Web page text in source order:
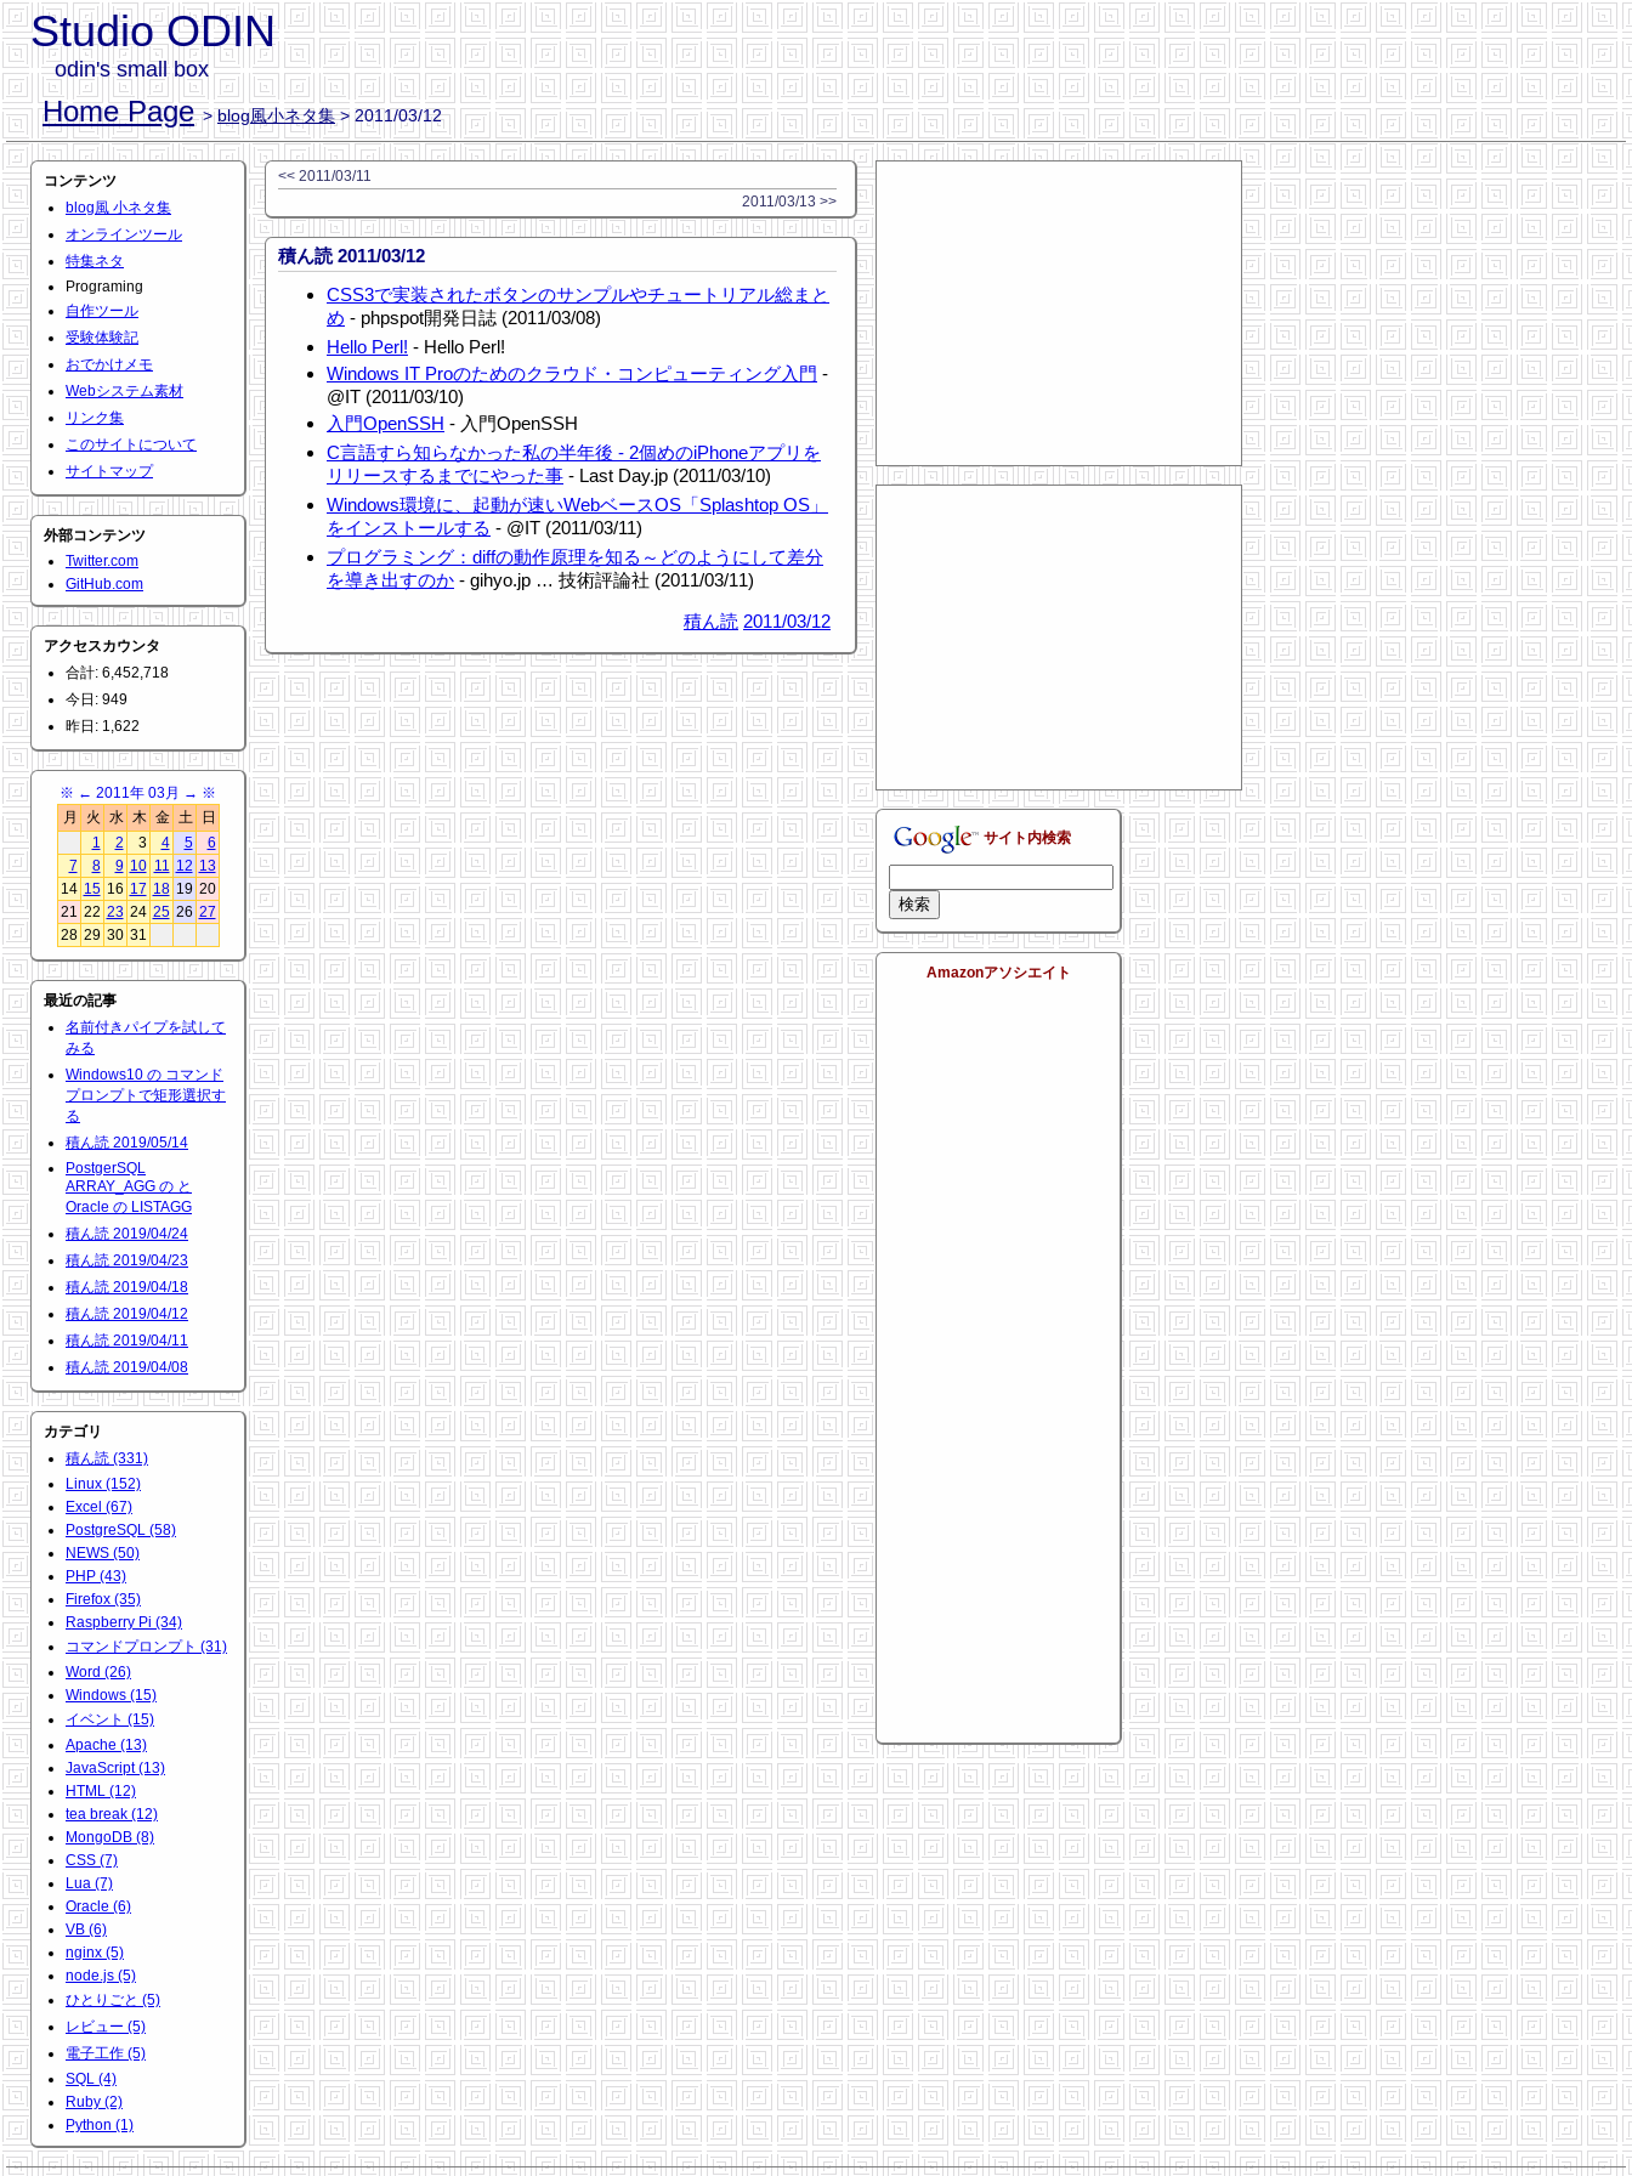
Studio ODIN
odin's small box
Home Page >blog風小ネタ集> 2011/03/12
コンテンツ
blog風 小ネタ集
オンラインツール
特集ネタ
Programing
自作ツール
受験体験記
おでかけメモ
Webシステム素材
リンク集
このサイトについて
サイトマップ
外部コンテンツ
Twitter.com
GitHub.com
アクセスカウンタ
合計: 6,452,718
今日: 949
昨日: 1,622
※ ← 2011年 03月 → ※
月
火 水 木 金 土
日
1
2 3 4 5
6
7
8 9 10 11 12 13
14 15 16 17 18 19 20
21 22 23 24 25 26 27
28 29 30 31
最近の記事
名前付きパイプを試して
みる
Windows10 の コマンド
プロンプトで矩形選択す
る
積ん読 2019/05/14
PostgerSQL
ARRAY_AGG の と
Oracle の LISTAGG
積ん読 2019/04/24
積ん読 2019/04/23
積ん読 2019/04/18
積ん読 2019/04/12
積ん読 2019/04/11
積ん読 2019/04/08
カテゴリ
積ん読 (331)
Linux (152)
Excel (67)
PostgreSQL (58)
NEWS (50)
PHP (43)
Firefox (35)
Raspberry Pi (34)
コマンドプロンプト (31)
Word (26)
Windows (15)
イベント (15)
Apache (13)
JavaScript (13)
HTML (12)
tea break (12)
MongoDB (8)
CSS (7)
Lua (7)
Oracle (6)
VB (6)
nginx (5)
node.js (5)
ひとりごと (5)
レビュー (5)
電子工作 (5)
SQL (4)
Ruby (2)
Python (1)
<< 2011/03/11
2011/03/13 >>
積ん読 2011/03/12
CSS3で実装されたボタンのサンプルやチュートリアル総まと
め - phpspot開発日誌 (2011/03/08)
Hello Perl! - Hello Perl!
Windows IT Proのためのクラウド・コンピューティング入門 -
@IT (2011/03/10)
入門OpenSSH - 入門OpenSSH
C言語すら知らなかった私の半年後 - 2個めのiPhoneアプリを
リリースするまでにやった事 - Last Day.jp (2011/03/10)
Windows環境に、起動が速いWebベースOS「Splashtop OS」
をインストールする - @IT (2011/03/11)
プログラミング：diffの動作原理を知る～どのようにして差分
を導き出すのか - gihyo.jp … 技術評論社 (2011/03/11)
積ん読 2011/03/12
サイト内検索
Amazonアソシエイト